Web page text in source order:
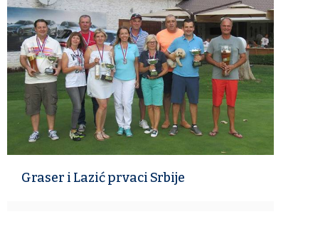
Graser i Lazić prvaci Srbije